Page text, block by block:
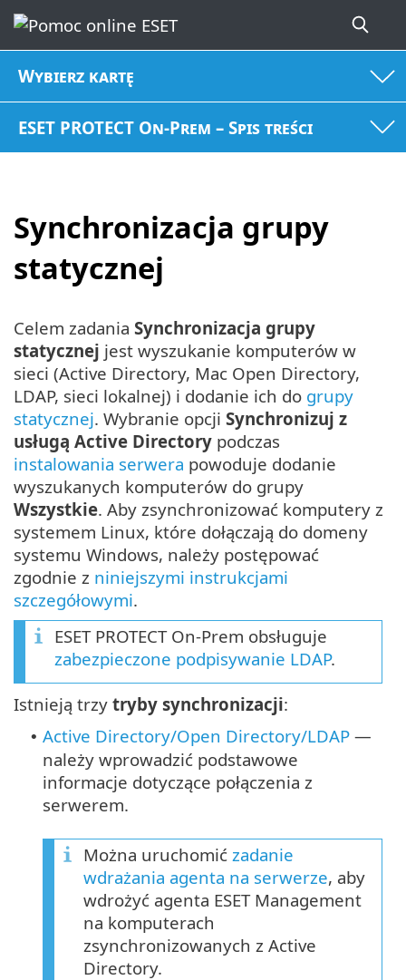
Wybierz kartę
ESET PROTECT On-Prem – Spis treści
Synchronizacja grupy
statycznej
Celem zadania Synchronizacja grupy
statycznej jest wyszukanie komputerów w
sieci (Active Directory, Mac Open Directory,
LDAP, sieci lokalnej) i dodanie ich do grupy
statycznej. Wybranie opcji Synchronizuj z
usługą Active Directory podczas
instalowania serwera powoduje dodanie
wyszukanych komputerów do grupy
Wszystkie. Aby zsynchronizować komputery z
systemem Linux, które dołączają do domeny
systemu Windows, należy postępować
zgodnie z niniejszymi instrukcjami
szczegółowymi.
ESET PROTECT On-Prem obsługuje
zabezpieczone podpisywanie LDAP.
Istnieją trzy tryby synchronizacji:
• Active Directory/Open Directory/LDAP —
należy wprowadzić podstawowe
informacje dotyczące połączenia z
serwerem.
Można uruchomić zadanie
wdrażania agenta na serwerze, aby
wdrożyć agenta ESET Management
na komputerach
zsynchronizowanych z Active
Directory.